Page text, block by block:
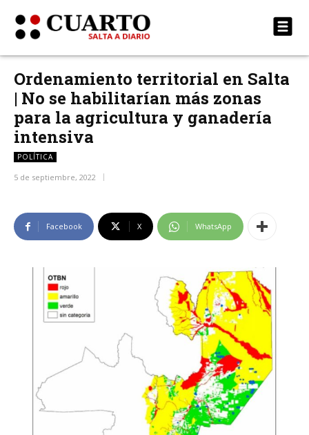
Ordenamiento territorial en Salta
| No se habilitarían más zonas
para la agricultura y ganadería
intensiva
POLÍTICA
5 de septiembre, 2022
Facebook X WhatsApp